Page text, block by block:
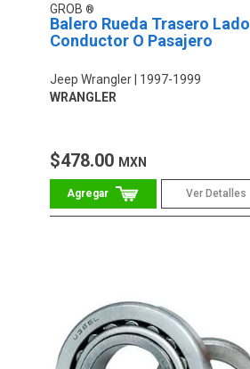
GROB
Balero Rueda Trasero Lado
Conductor O Pasajero
Jeep Wrangler
1997-1999
WRANGLER
$478.00 MXN
Ver Detalles